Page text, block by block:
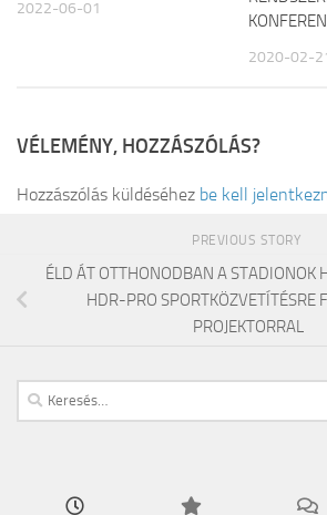
2022-06-01
2020-02-
VÉLEMÉNY, HOZZÁSZÓLÁS?
Hozzászólás küldéséhez be kell
PREVIOUS STORY
ÉLD ÁT OTTHONODBAN A STADIONOK
HDR-PRO SPORTKÖZVETÍTÉSRE
PROJEKTORRAL
Keresés: